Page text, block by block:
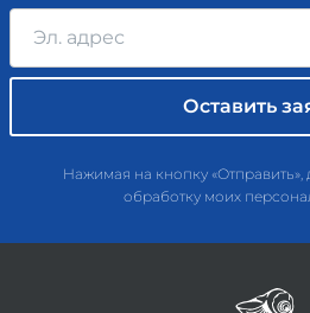
Нажимая на кнопку «Отправить»,
обработку моих